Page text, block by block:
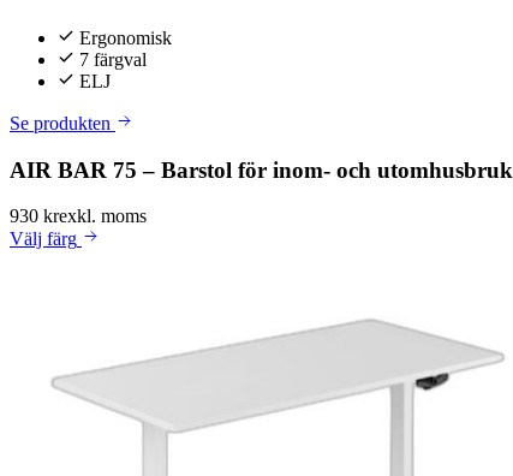
Ergonomisk
7 färgval
ELJ
Se produkten
AIR BAR 75 – Barstol för inom- och utomhusbruk
930 krexkl. moms
Välj färg